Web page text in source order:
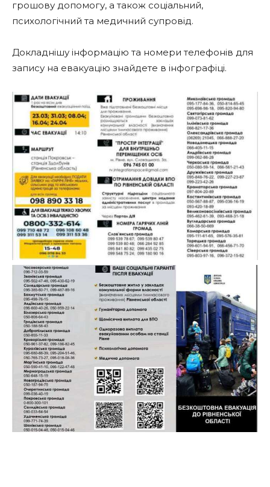
грошову допомогу, а також соціальний,
психологічний та медичний супровід.
Докладнішу інформацію та номери телефонів для
запису на евакуацію знайдете в інфографіці.